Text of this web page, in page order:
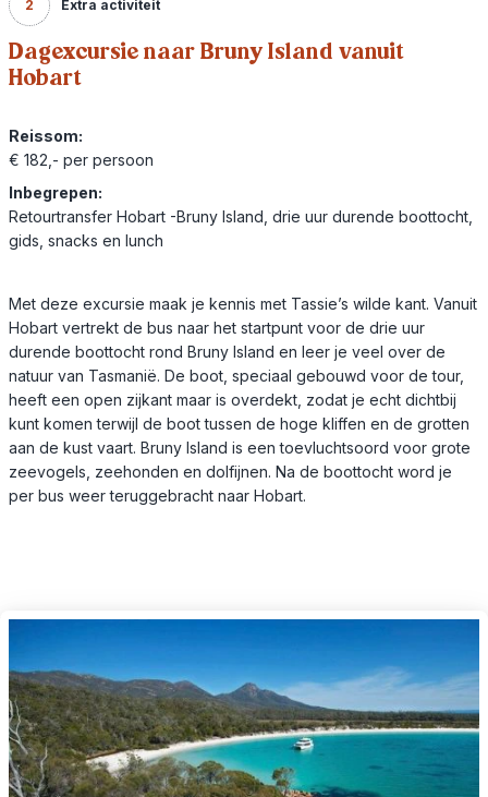
2 Extra activiteit
Dagexcursie naar Bruny Island vanuit
Hobart
Reissom:
€ 182,- per persoon
Inbegrepen:
Retourtransfer Hobart -Bruny Island, drie uur durende boottocht,
gids, snacks en lunch
Met deze excursie maak je kennis met Tassie’s wilde kant. Vanuit
Hobart vertrekt de bus naar het startpunt voor de drie uur
durende boottocht rond Bruny Island en leer je veel over de
natuur van Tasmanië. De boot, speciaal gebouwd voor de tour,
heeft een open zijkant maar is overdekt, zodat je echt dichtbij
kunt komen terwijl de boot tussen de hoge kliffen en de grotten
aan de kust vaart. Bruny Island is een toevluchtsoord voor grote
zeevogels, zeehonden en dolfijnen. Na de boottocht word je
per bus weer teruggebracht naar Hobart.